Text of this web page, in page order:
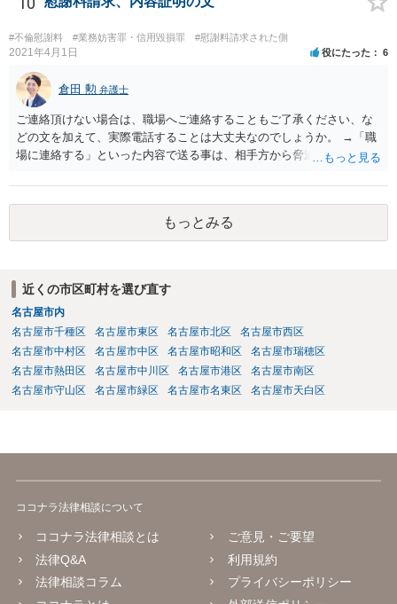
#不倫慰謝料 #業務妨害罪・信用毀損罪 #慰謝料請求された側
2021年4月1日 役にたった 6
倉田 勲 弁護士
ご連絡頂けない場合は、職場へご連絡することもご了承ください、な
どの文を加えて、実際電話することは大丈夫なのでしょうか。 →「職
場に連絡する」といった内容で送る事は、相手方から脅迫や強要未遂
話をすることについても、場合によっては業務妨害と言われる可能性
もあります。
もっとみる
近くの市区町村を選び直す
名古屋市内
名古屋市千種区
名古屋市東区 名古屋市北区
名古屋市西区
名古屋市中村区
名古屋市中区 名古屋市昭和区
名古屋市瑞穂区
名古屋市熱田区
名古屋市中川区 名古屋市港区
名古屋市南区
名古屋市守山区
名古屋市緑区 名古屋市名東区 名古屋市天白区
ココナラ法律相談について
ココナラ法律相談とは
法律Q&A
法律相談コラム
ご意見・ご要望
利用規約
プライバシーポリシー